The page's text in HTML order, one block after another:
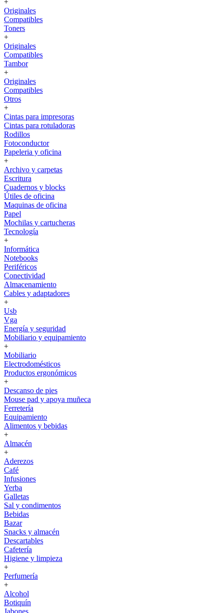
+
Originales
Compatibles
Toners
+
Originales
Compatibles
Tambor
+
Originales
Compatibles
Otros
+
Cintas para impresoras
Cintas para rotuladoras
Rodillos
Fotoconductor
Papeleria y oficina
+
Archivo y carpetas
Escritura
Cuadernos y blocks
Útiles de oficina
Maquinas de oficina
Papel
Mochilas y cartucheras
Tecnología
+
Informática
Notebooks
Periféricos
Conectividad
Almacenamiento
Cables y adaptadores
+
Usb
Vga
Energía y seguridad
Mobiliario y equipamiento
+
Mobiliario
Electrodomésticos
Productos ergonómicos
+
Descanso de pies
Mouse pad y apoya muñeca
Ferretería
Equipamiento
Alimentos y bebidas
+
Almacén
+
Aderezos
Café
Infusiones
Yerba
Galletas
Sal y condimentos
Bebidas
Bazar
Snacks y almacén
Descartables
Cafetería
Higiene y limpieza
+
Perfumería
+
Alcohol
Botiquín
Jabones